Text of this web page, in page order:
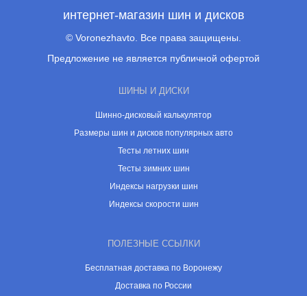
интернет-магазин шин и дисков
© Voronezhavto. Все права защищены.
Предложение не является публичной офертой
ШИНЫ И ДИСКИ
Шинно-дисковый калькулятор
Размеры шин и дисков популярных авто
Тесты летних шин
Тесты зимних шин
Индексы нагрузки шин
Индексы скорости шин
ПОЛЕЗНЫЕ ССЫЛКИ
Бесплатная доставка по Воронежу
Доставка по России